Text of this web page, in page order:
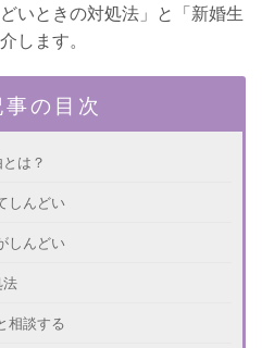
いときの対処法」と「新婚生
します。
の目次
は？
しんどい
しんどい
法
相談する